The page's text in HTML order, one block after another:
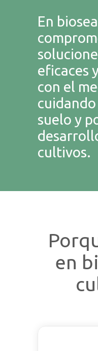
En
eficaces
con el
suelo y
cultivos.
en